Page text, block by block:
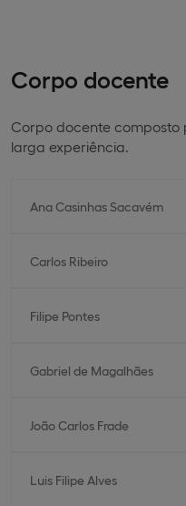
Corpo docente
Corpo docente composto
larga experiência.
Ana Casinhas Sacavém
Carlos Ribeiro
Filipe Pontes
Gabriel de Magalhães
João Carlos Frade
Luis Filipe Alves